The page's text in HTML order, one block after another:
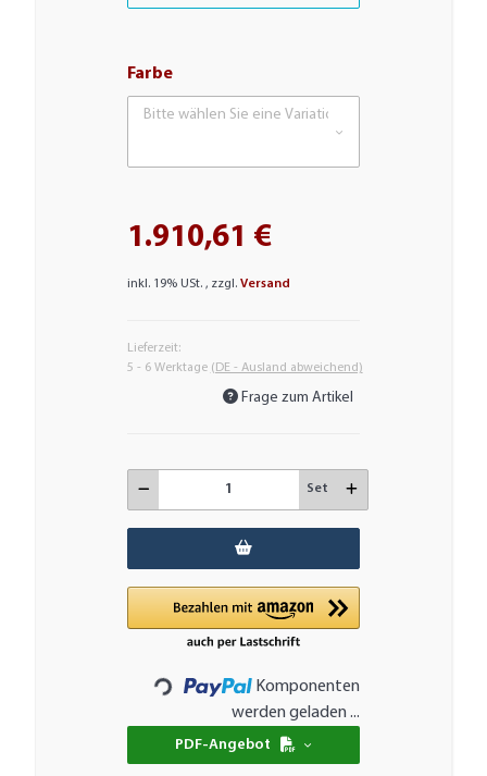
Farbe
Bitte wählen Sie eine Variation.
1.910,61 €
inkl. 19% USt. , zzgl. Versand
Lieferzeit:
5 - 6 Werktage (DE - Ausland abweichend)
Frage zum Artikel
Set
Loading...
Komponenten
werden geladen ...
PDF-Angebot